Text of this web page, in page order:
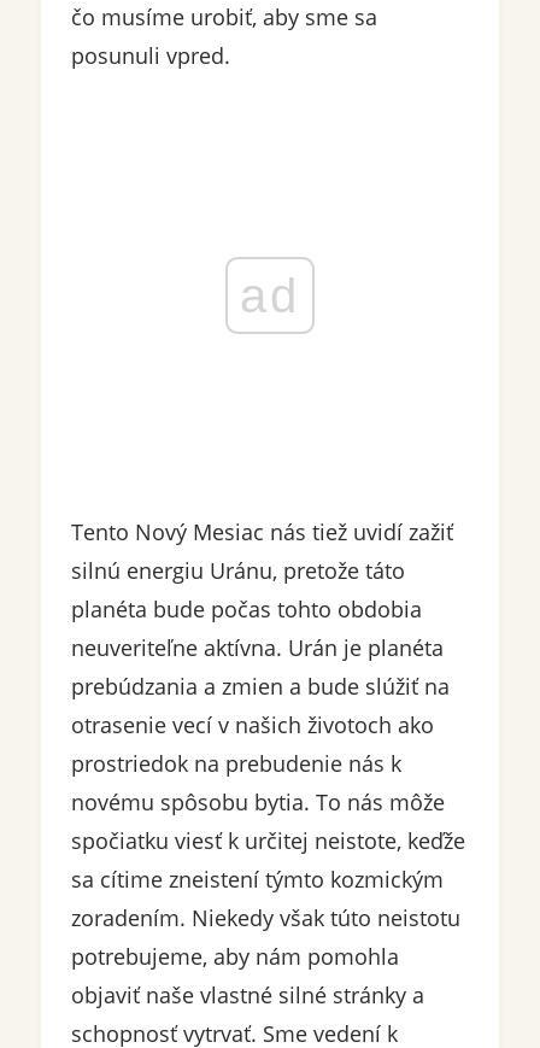
čo musíme urobiť, aby sme sa
posunuli vpred.
ad
Tento Nový Mesiac nás tiež uvidí zažiť
silnú energiu Uránu, pretože táto
planéta bude počas tohto obdobia
neuveriteľne aktívna. Urán je planéta
prebúdzania a zmien a bude slúžiť na
otrasenie vecí v našich životoch ako
prostriedok na prebudenie nás k
novému spôsobu bytia. To nás môže
spočiatku viesť k určitej neistote, keďže
sa cítime zneistení týmto kozmickým
zoradením. Niekedy však túto neistotu
potrebujeme, aby nám pomohla
objaviť naše vlastné silné stránky a
schopnosť vytrvať. Sme vedení k